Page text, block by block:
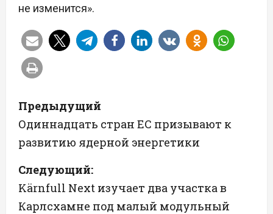
не изменится».
Н
а
в
и
г
Предыдущий
Одиннадцать стран ЕС призывают к
развитию ядерной энергетики
Следующий:
Kärnfull Next изучает два участка в
Карлсхамне под малый модульный